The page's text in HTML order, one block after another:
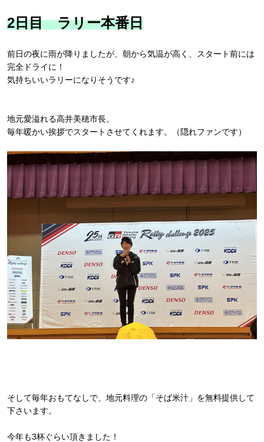
2日目 ラリー本番日
前日の夜に雨が降りましたが、朝から気温が高く、スタート前には
完全ドライに！
気持ちいいラリーになりそうです♪
地元愛溢れる高井美穂市長。
毎年暖かい挨拶でスタートさせてくれます。（隠れファンです）
そして毎年おもてなしで、地元料理の「そば米汁」を無料提供して
下さいます。
今年も3杯ぐらい頂きました！